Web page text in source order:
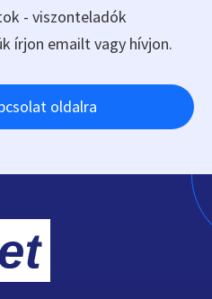
- viszonteladók
írjon emailt vagy hívjon.
oldalra